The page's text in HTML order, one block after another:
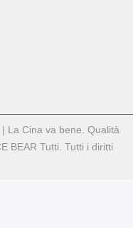
La Cina va bene. Qualità
BEAR Tutti. Tutti i diritti